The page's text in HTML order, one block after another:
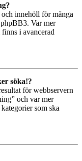
innehöll för många
Var mer
i avancerad
söka!?
för webbservern
och var mer
som ska